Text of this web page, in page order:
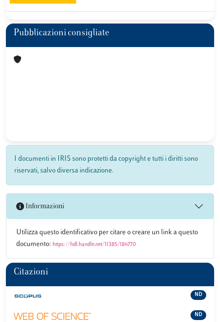
Pubblicazioni consigliate
I documenti in IRIS sono protetti da copyright e tutti i diritti sono
riservati, salvo diversa indicazione.
Informazioni
Utilizza questo identificativo per citare o creare un link a questo
documento: https://hdl.handle.net/11385/184770
Citazioni
ND
ND